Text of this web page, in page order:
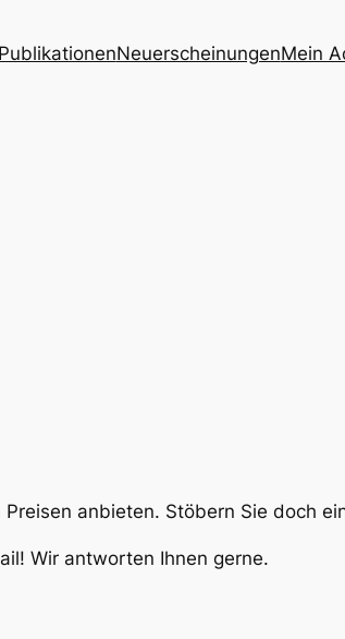
NeuerscheinungenMein
anbieten. Stöbern Sie doch
Wir antworten Ihnen gerne.